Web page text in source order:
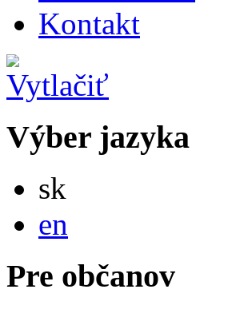
Kontakt
Výber jazyka
sk
en
Pre občanov